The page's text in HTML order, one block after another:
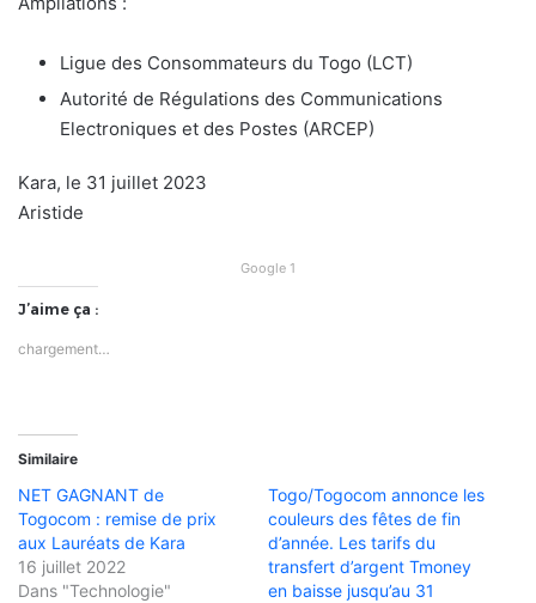
Ligue des Consommateurs du Togo (LCT)
Autorité de Régulations des Communications
Electroniques et des Postes (ARCEP)
Kara, le 31 juillet 2023
Aristide
Google 1
J’aime ça :
chargement…
Similaire
NET GAGNANT de
Togocom : remise de prix
aux Lauréats de Kara
16 juillet 2022
Dans "Technologie"
Togo/Togocom annonce les
couleurs des fêtes de fin
d’année. Les tarifs du
transfert d’argent Tmoney
en baisse jusqu’au 31